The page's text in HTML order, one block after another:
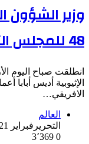
وزير الشؤون
48 للمجلس التنفيذي للاتحاد الإفريقي
انطلقت صباح اليوم
الافريقي…
العالم
التحرير فبراير 21, 2026
0